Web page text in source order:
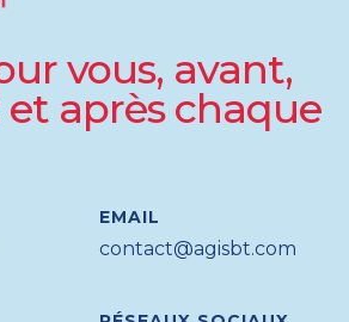
vous, avant,
après chaque
EMAIL
contact@agisbt.com